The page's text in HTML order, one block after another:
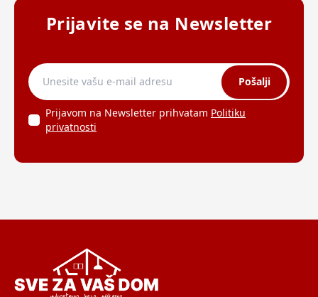
Prijavite se na Newsletter
Pošalji
Prijavom na Newsletter prihvatam Politiku
privatnosti